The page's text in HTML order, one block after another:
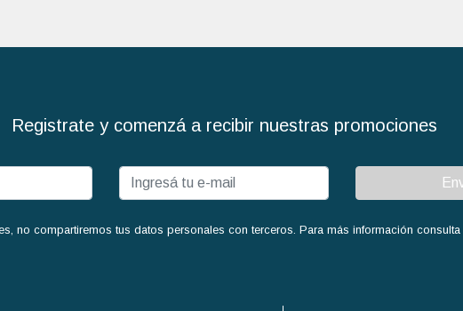
Registrate y comenzá a recibir nuestras promociones
no compartiremos tus datos personales con terceros. Para más información